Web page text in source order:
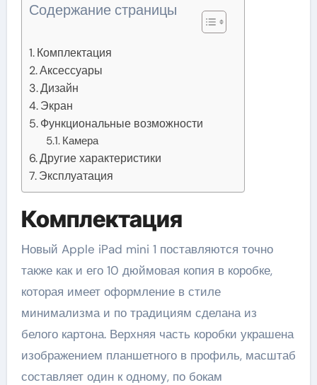
Содержание страницы
Комплектация
Аксессуары
Дизайн
Экран
Функциональные возможности
Камера
Другие характеристики
Эксплуатация
Комплектация
Новый Apple iPad mini 1 поставляются точно
также как и его 10 дюймовая копия в коробке,
которая имеет оформление в стиле
минимализма и по традициям сделана из
белого картона. Верхняя часть коробки украшена
изображением планшетного в профиль, масштаб
составляет один к одному, по бокам